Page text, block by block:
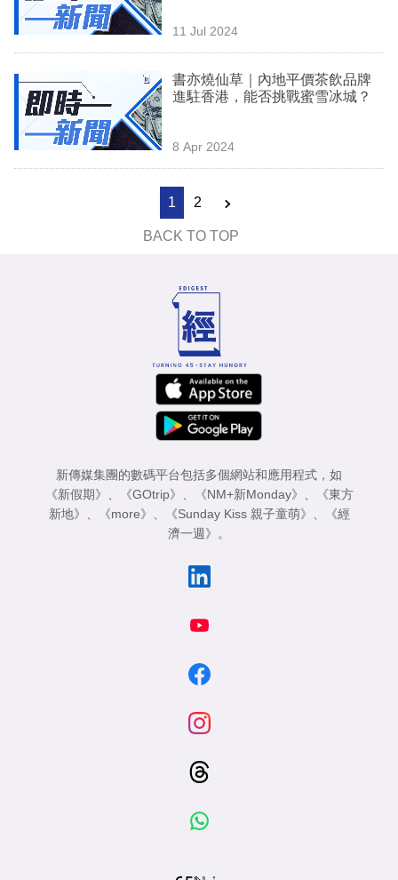
11 Jul 2024
書亦燒仙草｜內地平價茶飲品牌
進駐香港，能否挑戰蜜雪冰城？
8 Apr 2024
1 2
BACK TO TOP
新傳媒集團的數碼平台包括多個網站和應用程式，如
《新假期》 、 《GOtrip》 、 《NM+新Monday》 、
《東方
新地》 、 《more》 、 《Sunday Kiss 親子童萌》 、
《經
濟一週》 。